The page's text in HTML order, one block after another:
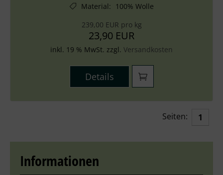
Material: 100% Wolle
239,00 EUR pro kg
23,90 EUR
inkl. 19 % MwSt. zzgl. Versandkosten
Details
Seiten: 1
Informationen